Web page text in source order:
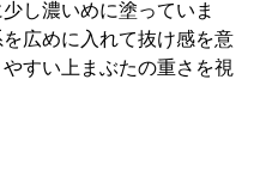
し濃いめに塗っていま
広めに入れて抜け感を意
すい上まぶたの重さを視